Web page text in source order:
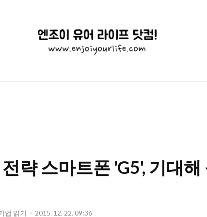
엔
조
프
략 스마트폰 'G5', 기대해
업 읽기 2015. 12. 22. 09:36